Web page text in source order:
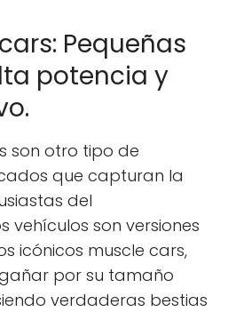
Pequeñas
potencia y
son otro tipo de
que capturan la
del
vehículos son versiones
icónicos muscle cars,
por su tamaño
verdaderas bestias